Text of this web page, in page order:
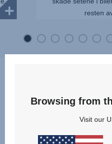
resten
Hvilket
meg og
Browsing from
Visit our